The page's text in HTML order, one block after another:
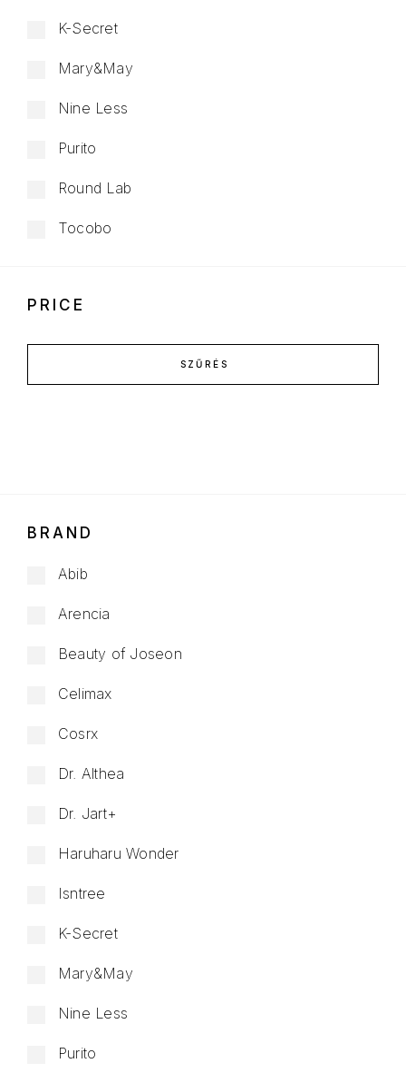
K-Secret
Mary&May
Nine Less
Purito
Round Lab
Tocobo
PRICE
SZŰRÉS
BRAND
Abib
Arencia
Beauty of Joseon
Celimax
Cosrx
Dr. Althea
Dr. Jart+
Haruharu Wonder
Isntree
K-Secret
Mary&May
Nine Less
Purito